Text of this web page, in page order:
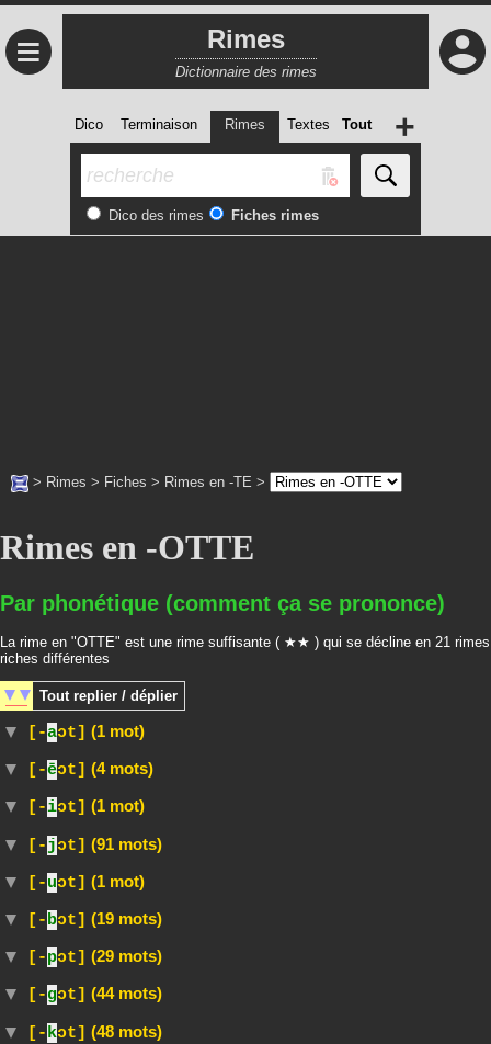
≡ Rimes
Dictionnaire des rimes
Dico Terminaison Rimes Textes Tout
Dico des rimes Fiches rimes
+
> Rimes > Fiches > Rimes en -TE >
Rimes en -OTTE
Par phonétique (comment ça se prononce)
La rime en "OTTE" est une rime suffisante ( ★★ ) qui se décline en 21 rimes
riches différentes
Tout replier / déplier
[-aɔt] (1 mot)
[-ēɔt] (4 mots)
[-iɔt] (1 mot)
[-jɔt] (91 mots)
[-uɔt] (1 mot)
[-bɔt] (19 mots)
[-pɔt] (29 mots)
[-gɔt] (44 mots)
[-kɔt] (48 mots)